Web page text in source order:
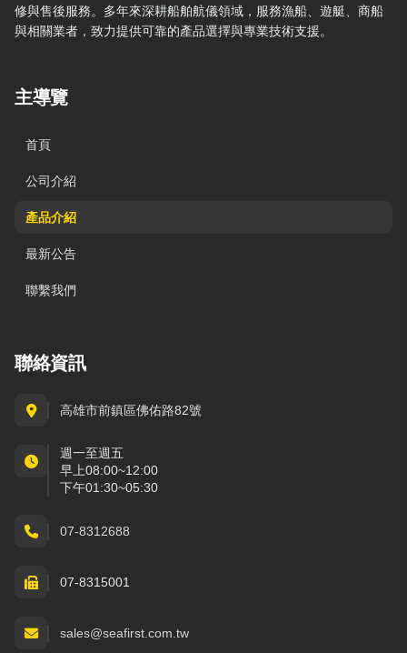
修與售後服務。多年來深耕船舶航儀領域，服務漁船、遊艇、商船
與相關業者，致力提供可靠的產品選擇與專業技術支援。
主導覽
首頁
公司介紹
產品介紹
最新公告
聯繫我們
聯絡資訊
高雄市前鎮區佛佑路82號
週一至週五
早上08:00~12:00
下午01:30~05:30
07-8312688
07-8315001
sales@seafirst.com.tw